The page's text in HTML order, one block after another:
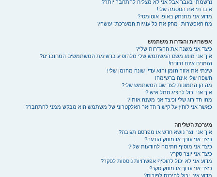
נרשמתי בעבר אבל אני לא מצליח להתחבר יותר?!
איבדתי את הססמה שלי!
מדוע אני מתנתק באופן אוטומטי?
מה האפשרות “מחק את כל עוגיות המערכת” עושה?
אפשרויות והגדרות משתמש
כיצד אני משנה את ההגדרות שלי?
איך אני מונע משם המשתמש שלי מלהופיע ברשימת המשתמשים המחוברים?
הזמנים אינם נכונים!
שינתי את אזור הזמן והוא עדין שונה מהזמן שלי!
השפה שלי אינה ברשימה!
מה הן התמונות לצד שם המשתמש שלי?
איך אני יכול להציג סמל אישי?
מהו הדירוג שלי וכיצד אני משנה אותו?
כאשר אני לוחץ על קישור הדואר האלקטרוני של משתמש הוא מבקש ממני להתחבר?
מערכת השליחה
איך אני יוצר נושא חדש או מפרסם תגובה?
כיצד אני עורך או מוחק הודעה?
כיצד אני מוסיף חתימה להודעות שלי?
כיצד אני יוצר סקר?
מדוע אני לא יכול להוסיף אפשרויות נוספות לסקר?
כיצד אני ערוך או מוחק סקר?
מדוע איני יכול להיכנס לפורום?